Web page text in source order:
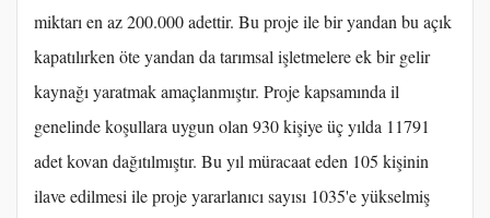
miktarı en az 200.000 adettir. Bu proje ile bir yandan bu açık
kapatılırken öte yandan da tarımsal işletmelere ek bir gelir
kaynağı yaratmak amaçlanmıştır. Proje kapsamında il
genelinde koşullara uygun olan 930 kişiye üç yılda 11791
adet kovan dağıtılmıştır. Bu yıl müracaat eden 105 kişinin
ilave edilmesi ile proje yararlanıcı sayısı 1035'e yükselmiş